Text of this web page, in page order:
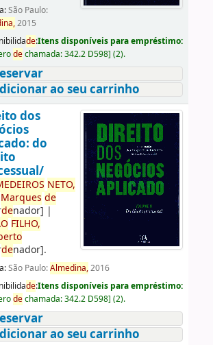
São Paulo:
2015
de:Itens disponíveis para empréstimo:
dechamada:342.2 D598] (2).
ao seu carrinho
dos
do
DEIROS NETO,
Marques de
denador] |
FILHO,
denador].
São Paulo:Almedina,2016
de:Itens disponíveis para empréstimo:
dechamada:342.2 D598] (2).
ao seu carrinho